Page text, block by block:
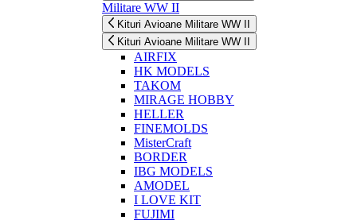
Militare WW II
Kituri Avioane Militare WW II
Kituri Avioane Militare WW II
AIRFIX
HK MODELS
TAKOM
MIRAGE HOBBY
HELLER
FINEMOLDS
MisterCraft
BORDER
IBG MODELS
AMODEL
I LOVE KIT
FUJIMI